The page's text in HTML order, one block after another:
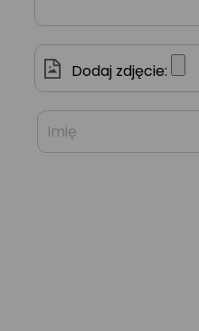
Dodaj zdjęcie: